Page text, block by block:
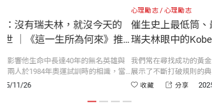
19 託付與責任
20 改變世界
「我十分景仰教練，不管是職業生涯或人生問題，我
都會向他請教。」
—— 傑伊．萊特（Jay Wright），前維拉諾瓦大學籃
球教練、兩屆全國冠軍得主、二○二一年奈史密斯籃
球名人堂入選者
萊恩．霍利得 作者
萊恩．霍利得是媒體策略專家和知名財經作家，十九
歲自大學輟學，在《權力世界的叢林法則》（The 48
Laws of Power）作者羅伯．葛林旗下見習，而後成
開本 14.8×21×2.15 cm
印刷規格 黑白
籃球之神麥可喬丹：沒有瑞夫林，就沒今天的
我、Air Jordan 問世 ｜《這一生所為何來》推
薦序
籃球之神麥可．喬丹揭露影響他生命中長達40年的無名英雄與
人生導師喬治．瑞夫林。兩人於1984年奧運試訓時的相識，當
時瑞夫林是球隊的靈魂人物，為他掃除障礙，見證他奪下首面
成Air Jordan系列問世的幕後推手。這位教練不僅對球賽有深刻
收藏